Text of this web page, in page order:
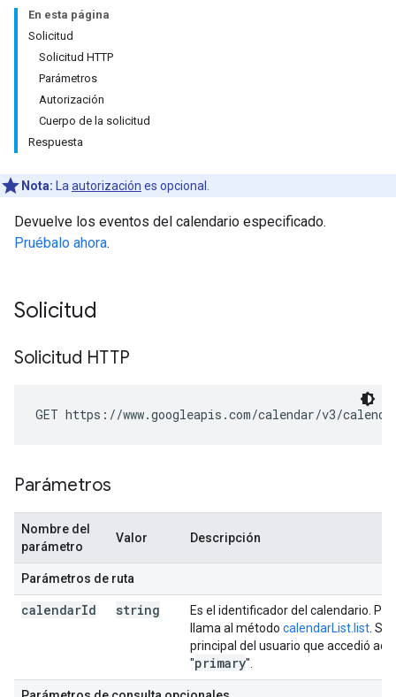
En esta página
Solicitud
Solicitud HTTP
Parámetros
Autorización
Cuerpo de la solicitud
Respuesta
Nota: La autorización es opcional.
Devuelve los eventos del calendario especificado.
Pruébalo ahora.
Solicitud
Solicitud HTTP
GET https://www.googleapis.com/calendar/v3/
Parámetros
Nombre del
parámetro
Valor Descripción
Parámetros de ruta
calendarId string
Es el identificador del calendario.
llama al método calendarList.list . Si
principal del usuario que accedió
"primary".